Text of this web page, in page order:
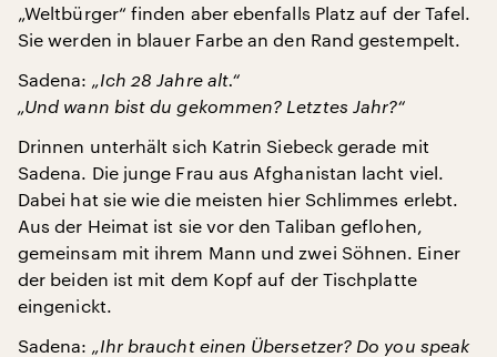
„Weltbürger“ finden aber ebenfalls Platz auf der Tafel.
Sie werden in blauer Farbe an den Rand gestempelt.
Sadena: „Ich 28 Jahre alt.“
„Und wann bist du gekommen? Letztes Jahr?“
Drinnen unterhält sich Katrin Siebeck gerade mit
Sadena. Die junge Frau aus Afghanistan lacht viel.
Dabei hat sie wie die meisten hier Schlimmes erlebt.
Aus der Heimat ist sie vor den Taliban geflohen,
gemeinsam mit ihrem Mann und zwei Söhnen. Einer
der beiden ist mit dem Kopf auf der Tischplatte
eingenickt.
Sadena: „Ihr braucht einen Übersetzer? Do you speak